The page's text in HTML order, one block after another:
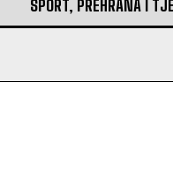
SPORT, PREHRANA I